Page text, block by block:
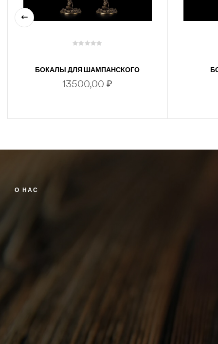
БОКАЛЫ ДЛЯ ШАМПАНСКОГО
ЦВЕТОЧНАЯ ФАНТАЗИЯ 2 ШТ В
ПОДАРОЧНОЙ КОРОБКЕ (ЛАТУНЬ,
13500,00₽
О НАС